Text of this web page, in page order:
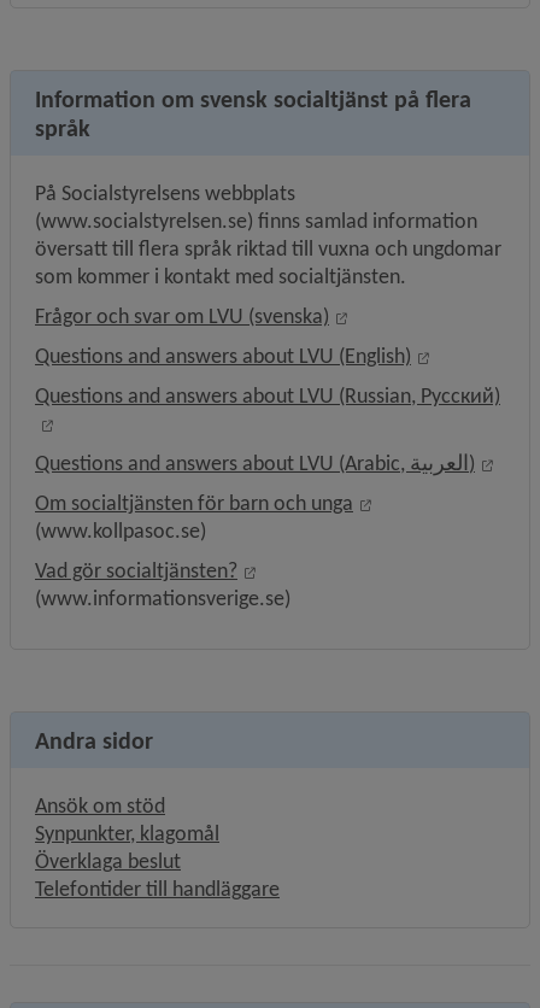
Information om svensk socialtjänst på flera
språk
På Socialstyrelsens webbplats
(www.socialstyrelsen.se) finns samlad information
översatt till flera språk riktad till vuxna och ungdomar
som kommer i kontakt med socialtjänsten.
Frågor och svar om LVU (svenska)
Länk till annan
Questions and answers about LVU (English)
Länk till
Questions and answers about LVU (Russian, Pусский)
Länk till annan webbplats, öppnas i nytt fönster.
Questions and answers about LVU (Arabic, العربية)
Länk
Om socialtjänsten för barn och unga
Länk till annan
(www.kollpasoc.se)
Vad gör socialtjänsten?
Länk till annan webbplats,
(www.informationsverige.se)
Andra sidor
Ansök om stöd
Synpunkter, klagomål
Överklaga beslut
Telefontider till handläggare